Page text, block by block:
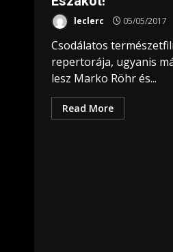
leclerc 05/05/2017
Csodálatos
repertorája, ugyanis
lesz Marko Röhr és...
Read More